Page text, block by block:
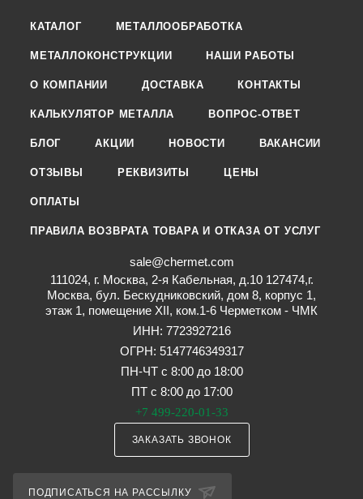
КАТАЛОГ МЕТАЛЛООБРАБОТКА
МЕТАЛЛОКОНСТРУКЦИИ НАШИ РАБОТЫ
О КОМПАНИИ ДОСТАВКА КОНТАКТЫ
КАЛЬКУЛЯТОР МЕТАЛЛА ВОПРОС-ОТВЕТ
БЛОГ АКЦИИ НОВОСТИ ВАКАНСИИ
ОТЗЫВЫ РЕКВИЗИТЫ ЦЕНЫ
ОПЛАТЫ
ПРАВИЛА ВОЗВРАТА ТОВАРА И ОТКАЗА ОТ УСЛУГ
sale@chermet.com
111024, г. Москва, 2-я Кабельная, д.10 127474,г.
Москва, бул. Бескудниковский, дом 8, корпус 1,
этаж 1, помещение XII, ком.1-6 Черметком - ЧМК
ИНН: 7723927216
ОГРН: 5147746349317
ПН-ЧТ с 8:00 до 18:00
ПТ с 8:00 до 17:00
+7 499-220-01-33
ЗАКАЗАТЬ ЗВОНОК
ПОДПИСАТЬСЯ НА РАССЫЛКУ